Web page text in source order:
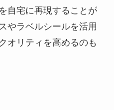
自宅に再現することが
やラベルシールを活用
オリティを高めるのも